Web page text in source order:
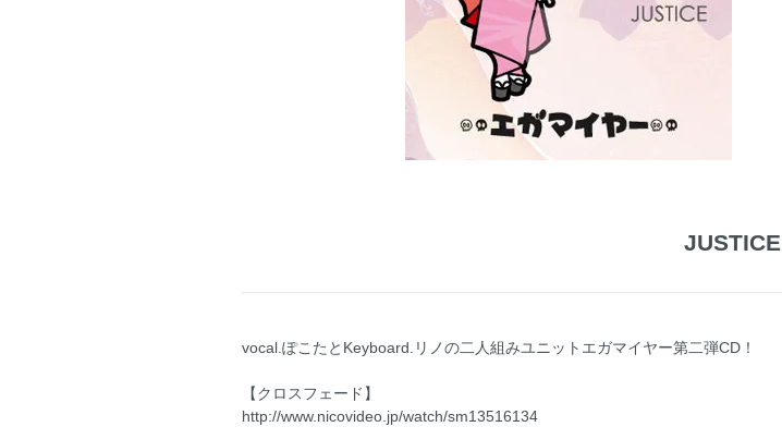
JUSTICE
vocal.ぽこたとKeyboard.リノの二人組みユニットエガマイヤー第二弾CD！
【クロスフェード】
http://www.nicovideo.jp/watch/sm13516134